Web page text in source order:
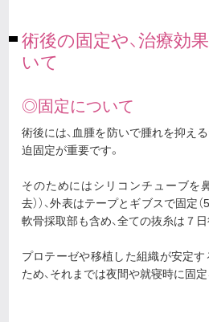
術後の固定や、治療効
いて
◎固定について
術後には、血腫を防いで腫れを抑え
迫固定が重要です。
そのためにはシリコンチューブを
去））、外表はテープとギブスで固定
軟骨採取部も含め、全ての抜糸は７
プロテーゼや移植した組織が安定
ため、それまでは夜間や就寝時に固